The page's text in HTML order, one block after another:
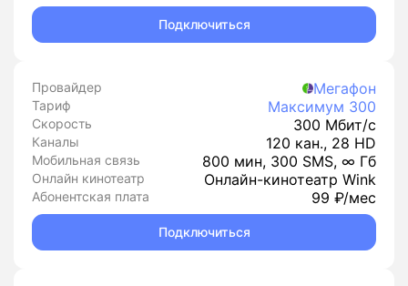
Подключиться
Провайдер Мегафон
Тариф Максимум 300
Скорость 300 Мбит/с
Каналы 120 кан., 28 HD
Мобильная связь 800 мин, 300 SMS, ∞ Гб
Онлайн кинотеатр Онлайн-кинотеатр Wink
Абонентская плата 99 ₽/мес
Подключиться